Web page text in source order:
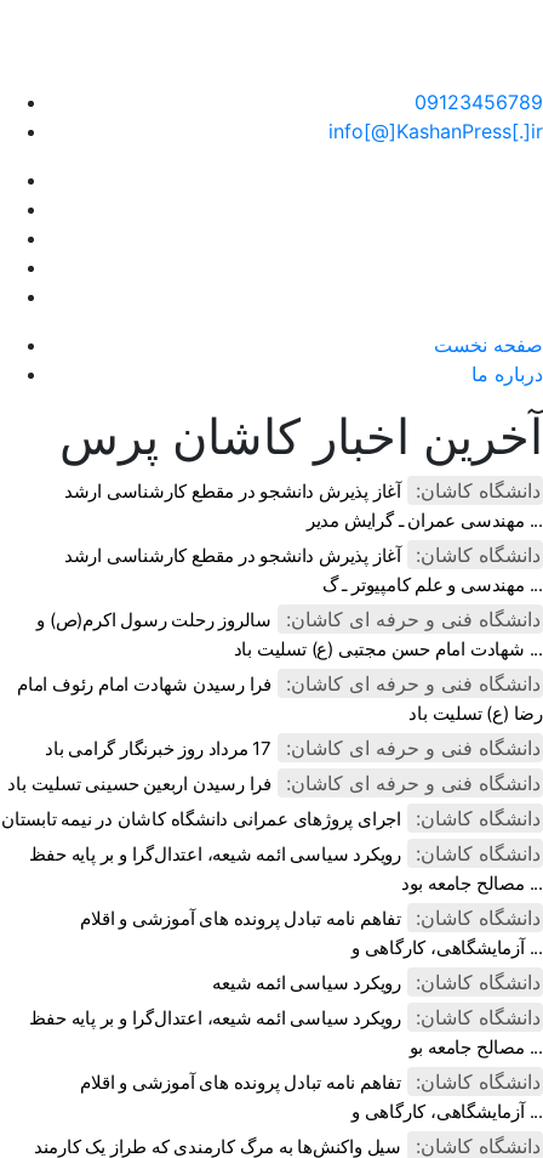
09123456789
info[@]KashanPress[.]ir
صفحه نخست
درباره ما
آخرین اخبار کاشان پرس
دانشگاه کاشان:
آغاز پذیرش دانشجو در مقطع کارشناسی ارشد
مهندسی عمران ـ گرایش مدیر ...
دانشگاه کاشان:
آغاز پذیرش دانشجو در مقطع کارشناسی ارشد
مهندسی و علم کامپیوتر ـ گ ...
دانشگاه فنی و حرفه ای کاشان:
سالروز رحلت رسول اکرم(ص) و
شهادت امام حسن مجتبی (ع) تسلیت باد ...
دانشگاه فنی و حرفه ای کاشان:
فرا رسیدن شهادت امام رئوف امام
رضا (ع) تسلیت باد
دانشگاه فنی و حرفه ای کاشان: 17 مرداد روز خبرنگار گرامی باد
دانشگاه فنی و حرفه ای کاشان: فرا رسیدن اربعین حسینی تسلیت باد
دانشگاه کاشان: اجرای پروژهای عمرانی دانشگاه کاشان در نیمه تابستان
دانشگاه کاشان:
رویکرد سیاسی ائمه شیعه، اعتدال‌گرا و بر پایه حفظ
مصالح جامعه بود ...
دانشگاه کاشان:
تفاهم نامه تبادل پرونده‌ های آموزشی و اقلام
آزمایشگاهی، کارگاهی و ...
دانشگاه کاشان: رویکرد سیاسی ائمه شیعه
دانشگاه کاشان:
رویکرد سیاسی ائمه شیعه، اعتدال‌گرا و بر پایه حفظ
مصالح جامعه بو ...
دانشگاه کاشان:
تفاهم نامه تبادل پرونده‌ های آموزشی و اقلام
آزمایشگاهی، کارگاهی و ...
دانشگاه کاشان:
سیل واکنش‌ها به مرگ کارمندی که طراز یک کارمند